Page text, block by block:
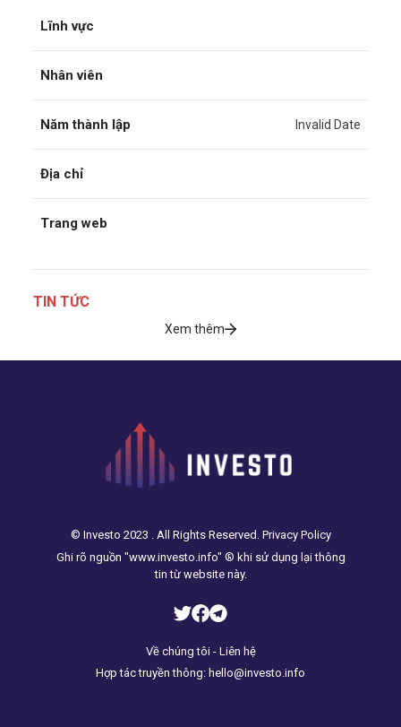
Lĩnh vực
Nhân viên
Năm thành lập Invalid Date
Địa chỉ
Trang web
TIN TỨC
Xem thêm
© Investo 2023 . All Rights Reserved. Privacy Policy
Ghi rõ nguồn "www.investo.info" ® khi sử dụng lại thông
tin từ website này.
Về chúng tôi - Liên hệ
Hợp tác truyền thông: hello@investo.info